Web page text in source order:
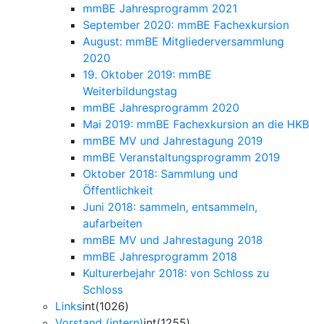
mmBE Jahresprogramm 2021
September 2020: mmBE Fachexkursion
August: mmBE Mitgliederversammlung
2020
19. Oktober 2019: mmBE
Weiterbildungstag
mmBE Jahresprogramm 2020
Mai 2019: mmBE Fachexkursion an die HKB
mmBE MV und Jahrestagung 2019
mmBE Veranstaltungsprogramm 2019
Oktober 2018: Sammlung und
Öffentlichkeit
Juni 2018: sammeln, entsammeln,
aufarbeiten
mmBE MV und Jahrestagung 2018
mmBE Jahresprogramm 2018
Kulturerbejahr 2018: von Schloss zu
Schloss
Linksint(1026)